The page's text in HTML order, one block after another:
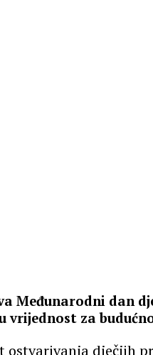
Međunarodni dan
vrijednost za
ostvarivanja dječjih